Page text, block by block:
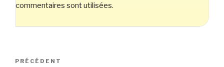
commentaires sont utilisées.
Navigation
Article
PRÉCÉDENT